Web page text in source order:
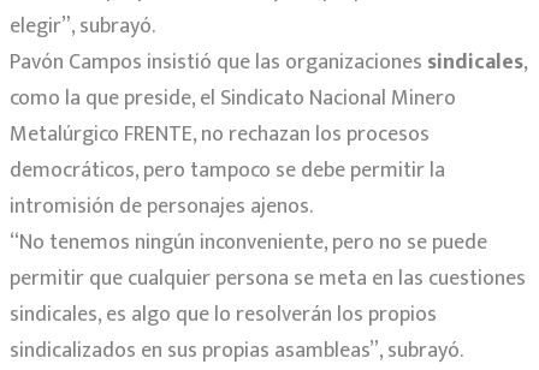
elegir”, subrayó.
Pavón Campos insistió que las organizaciones sindicales,
como la que preside, el Sindicato Nacional Minero
Metalúrgico FRENTE, no rechazan los procesos
democráticos, pero tampoco se debe permitir la
intromisión de personajes ajenos.
“No tenemos ningún inconveniente, pero no se puede
permitir que cualquier persona se meta en las cuestiones
sindicales, es algo que lo resolverán los propios
sindicalizados en sus propias asambleas”, subrayó.